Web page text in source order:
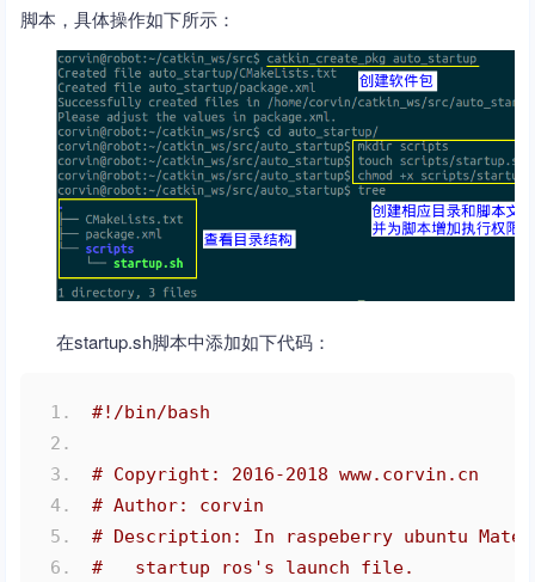
脚本，具体操作如下所示：
在startup.sh脚本中添加如下代码：
#!/bin/bash
# Copyright: 2016-2018 www.corvin.cn
# Author: corvin
# Description: In raspeberry ubuntu
#   startup ros's launch file.